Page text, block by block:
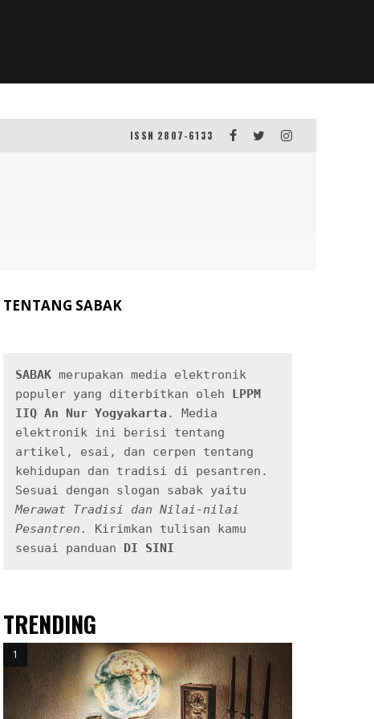
ISSN 2807-6133
TENTANG SABAK
SABAK merupakan media elektronik
populer yang diterbitkan oleh LPPM
IIQ An Nur Yogyakarta . Media
elektronik ini berisi tentang
artikel, esai, dan cerpen tentang
kehidupan dan tradisi di pesantren.
Merawat Tradisi dan Nilai-nilai
Pesantren.
Kirimkan tulisan kamu
sesuai panduan DI SINI
TRENDING